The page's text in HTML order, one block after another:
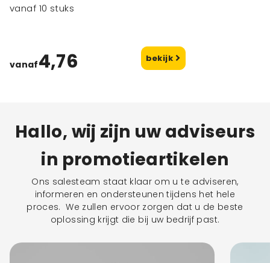
vanaf 10 stuks
vanaf4,76 bekijk
Hallo, wij zijn uw adviseurs
in promotieartikelen
Ons salesteam staat klaar om u te adviseren,
informeren en ondersteunen tijdens het hele
proces. We zullen ervoor zorgen dat u de beste
oplossing krijgt die bij uw bedrijf past.